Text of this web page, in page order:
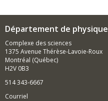
Département de physique
Complexe des sciences
1375 Avenue Thérèse-Lavoie-Roux
Montréal (Québec)
H2V 0B3
514 343-6667
Courriel